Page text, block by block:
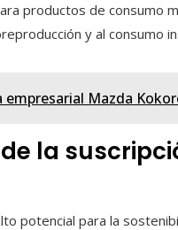
productos de consumo
y al consumo
empresarial Mazda
la
potencial para la